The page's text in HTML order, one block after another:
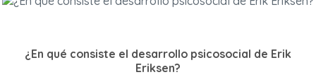
¿En qué consiste el desarrollo psicosocial de Erik
Eriksen?